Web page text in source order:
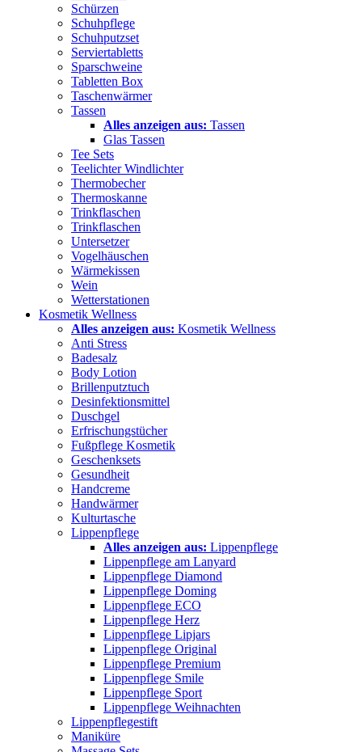
Schürzen
Schuhpflege
Schuhputzset
Serviertabletts
Sparschweine
Tabletten Box
Taschenwärmer
Tassen
Alles anzeigen aus: Tassen
Glas Tassen
Tee Sets
Teelichter Windlichter
Thermobecher
Thermoskanne
Trinkflaschen
Trinkflaschen
Untersetzer
Vogelhäuschen
Wärmekissen
Wein
Wetterstationen
Kosmetik Wellness
Alles anzeigen aus: Kosmetik Wellness
Anti Stress
Badesalz
Body Lotion
Brillenputztuch
Desinfektionsmittel
Duschgel
Erfrischungstücher
Fußpflege Kosmetik
Geschenksets
Gesundheit
Handcreme
Handwärmer
Kulturtasche
Lippenpflege
Alles anzeigen aus: Lippenpflege
Lippenpflege am Lanyard
Lippenpflege Diamond
Lippenpflege Doming
Lippenpflege ECO
Lippenpflege Herz
Lippenpflege Lipjars
Lippenpflege Original
Lippenpflege Premium
Lippenpflege Smile
Lippenpflege Sport
Lippenpflege Weihnachten
Lippenpflegestift
Maniküre